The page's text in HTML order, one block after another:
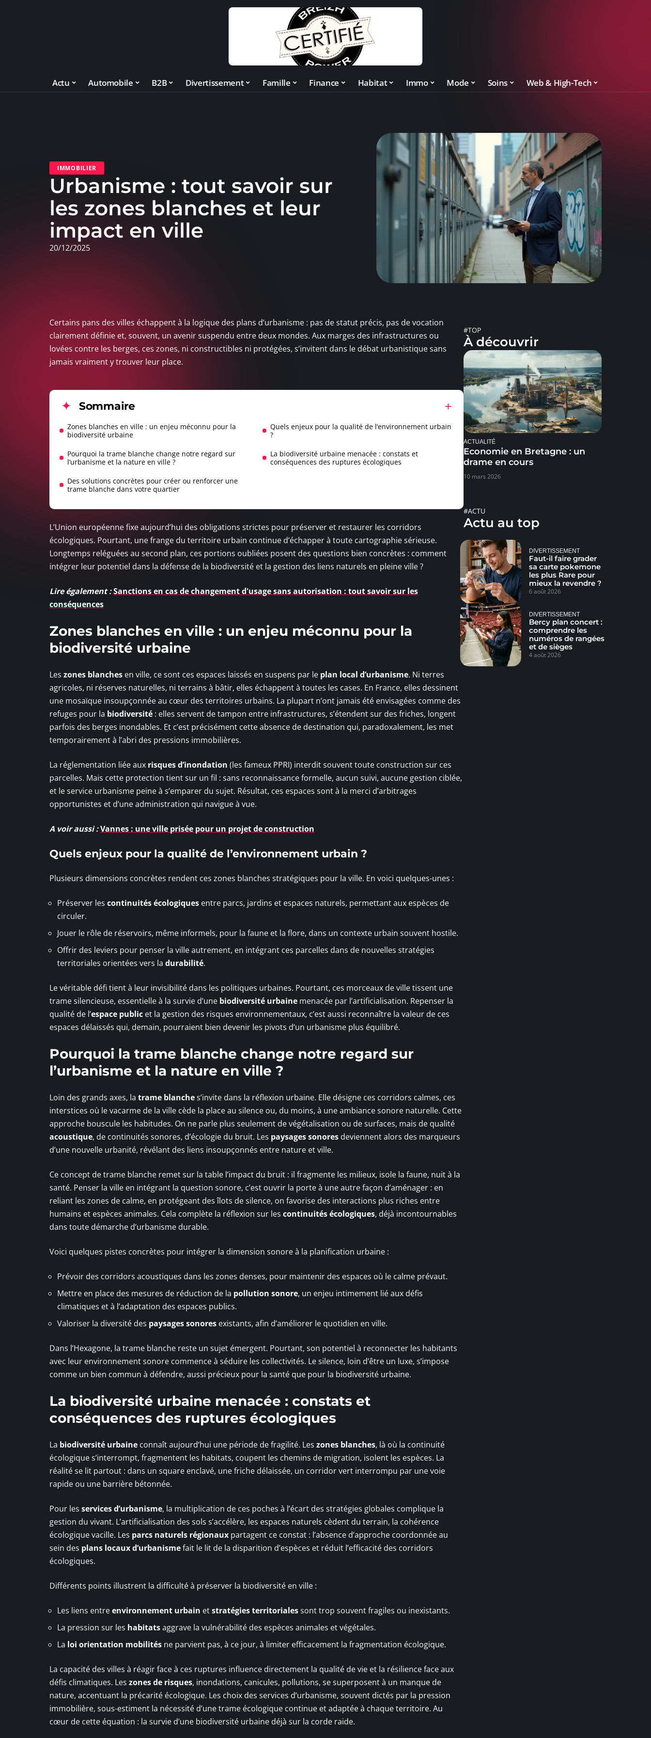
Actu Automobile B2B Divertissement Famille Finance Habitat Immo Mode Soins Web & High-Tech
IMMOBILIER
Urbanisme : tout savoir sur
les zones blanches et leur
impact en ville
20/12/2025
Certains pans des villes échappent à la logique des plans d’urbanisme : pas de statut précis, pas de vocation
clairement définie et, souvent, un avenir suspendu entre deux mondes. Aux marges des infrastructures ou
lovées contre les berges, ces zones, ni constructibles ni protégées, s’invitent dans le débat urbanistique sans
jamais vraiment y trouver leur place.
Sommaire
Zones blanches en ville : un enjeu méconnu pour la
biodiversité urbaine
Quels enjeux pour la qualité de l’environnement urbain
?
Pourquoi la trame blanche change notre regard sur
l’urbanisme et la nature en ville ?
La biodiversité urbaine menacée : constats et
conséquences des ruptures écologiques
Des solutions concrètes pour créer ou renforcer une
trame blanche dans votre quartier
L’Union européenne fixe aujourd’hui des obligations strictes pour préserver et restaurer les corridors
écologiques. Pourtant, une frange du territoire urbain continue d’échapper à toute cartographie sérieuse.
Longtemps reléguées au second plan, ces portions oubliées posent des questions bien concrètes : comment
intégrer leur potentiel dans la défense de la biodiversité et la gestion des liens naturels en pleine ville ?
Lire également :Sanctions en cas de changement d'usage sans autorisation : tout savoir sur les
conséquences
Zones blanches en ville : un enjeu méconnu pour la
biodiversité urbaine
Les zones blanches en ville, ce sont ces espaces laissés en suspens par le plan local d’urbanisme. Ni terres
agricoles, ni réserves naturelles, ni terrains à bâtir, elles échappent à toutes les cases. En France, elles dessinent
une mosaïque insoupçonnée au cœur des territoires urbains. La plupart n’ont jamais été envisagées comme des
refuges pour la biodiversité : elles servent de tampon entre infrastructures, s’étendent sur des friches, longent
parfois des berges inondables. Et c’est précisément cette absence de destination qui, paradoxalement, les met
temporairement à l’abri des pressions immobilières.
La réglementation liée aux risques d’inondation (les fameux PPRI) interdit souvent toute construction sur ces
parcelles. Mais cette protection tient sur un fil : sans reconnaissance formelle, aucun suivi, aucune gestion ciblée,
et le service urbanisme peine à s’emparer du sujet. Résultat, ces espaces sont à la merci d’arbitrages
opportunistes et d’une administration qui navigue à vue.
A voir aussi :Vannes : une ville prisée pour un projet de construction
Quels enjeux pour la qualité de l’environnement urbain ?
Plusieurs dimensions concrètes rendent ces zones blanches stratégiques pour la ville. En voici quelques-unes :
Préserver les continuités écologiques entre parcs, jardins et espaces naturels, permettant aux espèces de
circuler.
Jouer le rôle de réservoirs, même informels, pour la faune et la flore, dans un contexte urbain souvent hostile.
Offrir des leviers pour penser la ville autrement, en intégrant ces parcelles dans de nouvelles stratégies
territoriales orientées vers la durabilité.
Le véritable défi tient à leur invisibilité dans les politiques urbaines. Pourtant, ces morceaux de ville tissent une
trame silencieuse, essentielle à la survie d’une biodiversité urbaine menacée par l’artificialisation. Repenser la
qualité de l’espace public et la gestion des risques environnementaux, c’est aussi reconnaître la valeur de ces
espaces délaissés qui, demain, pourraient bien devenir les pivots d’un urbanisme plus équilibré.
Pourquoi la trame blanche change notre regard sur
l’urbanisme et la nature en ville ?
Loin des grands axes, la trame blanches’invite dans la réflexion urbaine. Elle désigne ces corridors calmes, ces
interstices où le vacarme de la ville cède la place au silence ou, du moins, à une ambiance sonore naturelle. Cette
approche bouscule les habitudes. On ne parle plus seulement de végétalisation ou de surfaces, mais de qualité
acoustique, de continuités sonores, d’écologie du bruit. Les paysages sonores deviennent alors des marqueurs
d’une nouvelle urbanité, révélant des liens insoupçonnés entre nature et ville.
Ce concept de trame blanche remet sur la table l’impact du bruit : il fragmente les milieux, isole la faune, nuit à la
santé. Penser la ville en intégrant la question sonore, c’est ouvrir la porte à une autre façon d’aménager : en
reliant les zones de calme, en protégeant des îlots de silence, on favorise des interactions plus riches entre
humains et espèces animales. Cela complète la réflexion sur les continuités écologiques, déjà incontournables
dans toute démarche d’urbanisme durable.
Voici quelques pistes concrètes pour intégrer la dimension sonore à la planification urbaine :
Prévoir des corridors acoustiques dans les zones denses, pour maintenir des espaces où le calme prévaut.
Mettre en place des mesures de réduction de la pollution sonore, un enjeu intimement lié aux défis
climatiques et à l’adaptation des espaces publics.
Valoriser la diversité des paysages sonores existants, afin d’améliorer le quotidien en ville.
Dans l’Hexagone, la trame blanche reste un sujet émergent. Pourtant, son potentiel à reconnecter les habitants
avec leur environnement sonore commence à séduire les collectivités. Le silence, loin d’être un luxe, s’impose
comme un bien commun à défendre, aussi précieux pour la santé que pour la biodiversité urbaine.
La biodiversité urbaine menacée : constats et
conséquences des ruptures écologiques
La biodiversité urbaine connaît aujourd’hui une période de fragilité. Les zones blanches, là où la continuité
écologique s’interrompt, fragmentent les habitats, coupent les chemins de migration, isolent les espèces. La
réalité se lit partout : dans un square enclavé, une friche délaissée, un corridor vert interrompu par une voie
rapide ou une barrière bétonnée.
Pour les services d’urbanisme, la multiplication de ces poches à l’écart des stratégies globales complique la
gestion du vivant. L’artificialisation des sols s’accélère, les espaces naturels cèdent du terrain, la cohérence
écologique vacille. Les parcs naturels régionaux partagent ce constat : l’absence d’approche coordonnée au
sein des plans locaux d’urbanismefait le lit de la disparition d’espèces et réduit l’efficacité des corridors
écologiques.
Différents points illustrent la difficulté à préserver la biodiversité en ville :
Les liens entreenvironnement urbain etstratégies territorialessont trop souvent fragiles ou inexistants.
La pression sur les habitatsaggrave la vulnérabilité des espèces animales et végétales.
La loi orientation mobilités ne parvient pas, à ce jour, à limiter efficacement la fragmentation écologique.
La capacité des villes à réagir face à ces ruptures influence directement la qualité de vie et la résilience face aux
défis climatiques. Les zones de risques, inondations, canicules, pollutions, se superposent à un manque de
nature, accentuant la précarité écologique. Les choix des services d’urbanisme, souvent dictés par la pression
immobilière, sous-estiment la nécessité d’une trame écologique continue et adaptée à chaque territoire. Au
cœur de cette équation : la survie d’une biodiversité urbaine déjà sur la corde raide.
#TOP
À découvrir
ACTUALITÉ
Economie en Bretagne : un
drame en cours
10 mars 2026
#ACTU
Actu au top
DIVERTISSEMENT
Faut-il faire grader
sa carte pokemone
les plus Rare pour
mieux la revendre ?
6 août 2026
DIVERTISSEMENT
Bercy plan concert :
comprendre les
numéros de rangées
et de sièges
4 août 2026